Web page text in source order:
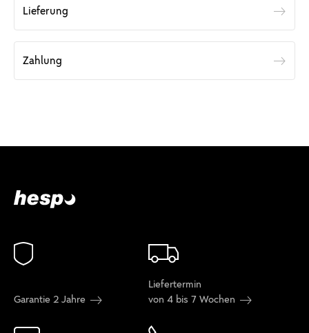
Lieferung
Zahlung
Garantie 2 Jahre
Liefertermin
von 4 bis 7 Wochen